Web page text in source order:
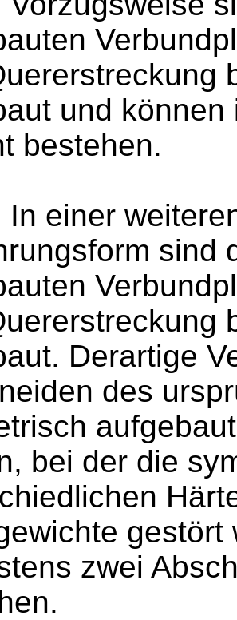
und
bestehen.
In einer
sind
Derartige
des
bei der die
zwei